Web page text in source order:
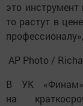
это
то растут в
AP Photo /
В УК «Финам»
на